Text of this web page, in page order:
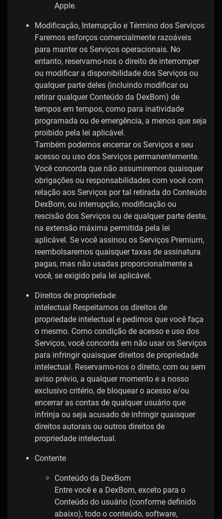
Apple.
Modificação, Interrupção e Término dos Serviços
Faremos esforços comercialmente razoáveis ​​
para manter os Serviços operacionais. No
entanto, reservamo-nos o direito de interromper
ou modificar a disponibilidade dos Serviços ou
qualquer parte deles (incluindo modificar ou
retirar qualquer Conteúdo da DexBom) de
tempos em tempos, como para inatividade
programada ou de emergência, a menos que seja
proibido pela lei aplicável.
Também podemos encerrar os Serviços e seu
acesso ou uso dos Serviços permanentemente.
Você concorda que não assumiremos quaisquer
obrigações ou responsabilidades com você com
relação aos Serviços por tal retirada do Conteúdo
DexBom, ou interrupção, modificação ou
rescisão dos Serviços ou de qualquer parte deste,
na extensão máxima permitida pela lei
aplicável. Se você assinou os Serviços Premium,
reembolsaremos quaisquer taxas de assinatura
pagas, mas não usadas proporcionalmente a
você, se exigido pela lei aplicável.
Direitos de propriedade
intelectual Respeitamos os direitos de
propriedade intelectual e pedimos que você faça
o mesmo. Como condição de acesso e uso dos
Serviços, você concorda em não usar os Serviços
para infringir quaisquer direitos de propriedade
intelectual. Reservamo-nos o direito, com ou sem
aviso prévio, a qualquer momento e a nosso
exclusivo critério, de bloquear o acesso e/ou
encerrar as contas de qualquer usuário que
infrinja ou seja acusado de infringir quaisquer
direitos autorais ou outros direitos de
propriedade intelectual.
Contente
Conteúdo da DexBom
Entre você e a DexBom, exceto para o
Conteúdo do usuário (conforme definido
abaixo), todo o conteúdo, software,